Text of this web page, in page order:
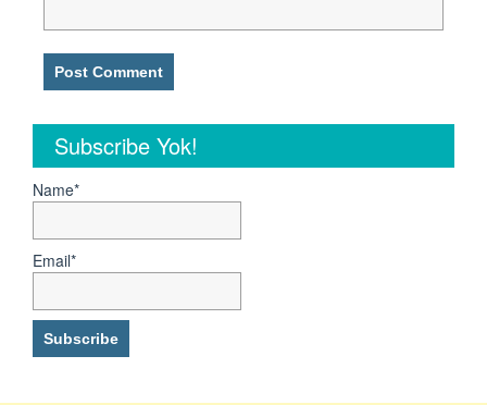
Subscribe Yok!
Name*
Email*